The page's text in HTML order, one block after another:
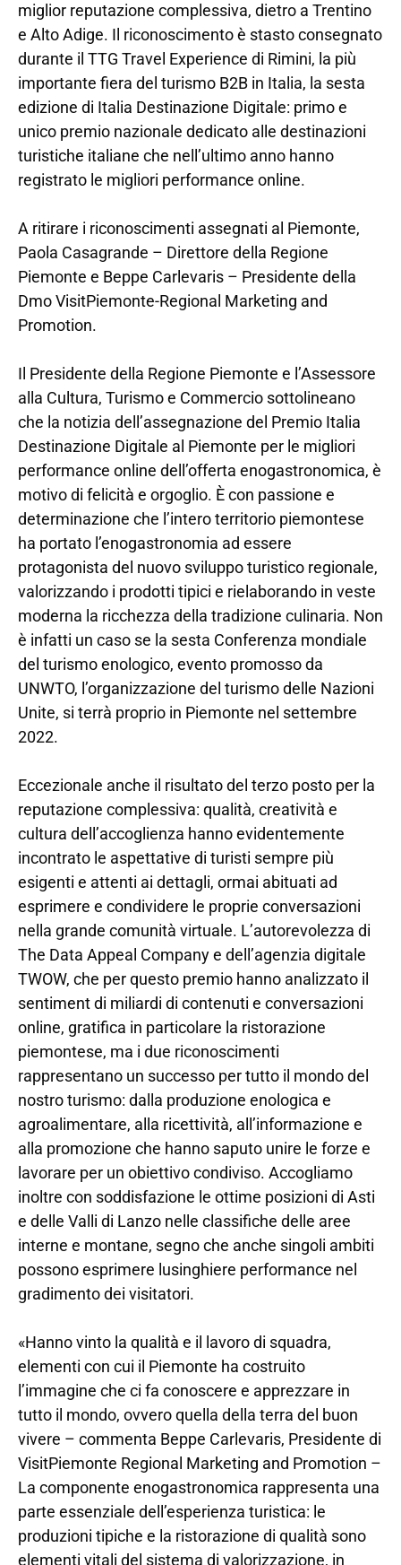
miglior reputazione complessiva, dietro a Trentino
e Alto Adige. Il riconoscimento è stasto consegnato
durante il TTG Travel Experience di Rimini, la più
importante fiera del turismo B2B in Italia, la sesta
edizione di Italia Destinazione Digitale: primo e
unico premio nazionale dedicato alle destinazioni
turistiche italiane che nell’ultimo anno hanno
registrato le migliori performance online.
A ritirare i riconoscimenti assegnati al Piemonte,
Paola Casagrande – Direttore della Regione
Piemonte e Beppe Carlevaris – Presidente della
Dmo VisitPiemonte-Regional Marketing and
Promotion.
Il Presidente della Regione Piemonte e l’Assessore
alla Cultura, Turismo e Commercio sottolineano
che la notizia dell’assegnazione del Premio Italia
Destinazione Digitale al Piemonte per le migliori
performance online dell’offerta enogastronomica, è
motivo di felicità e orgoglio. È con passione e
determinazione che l’intero territorio piemontese
ha portato l’enogastronomia ad essere
protagonista del nuovo sviluppo turistico regionale,
valorizzando i prodotti tipici e rielaborando in veste
moderna la ricchezza della tradizione culinaria. Non
è infatti un caso se la sesta Conferenza mondiale
del turismo enologico, evento promosso da
UNWTO, l’organizzazione del turismo delle Nazioni
Unite, si terrà proprio in Piemonte nel settembre
2022.
Eccezionale anche il risultato del terzo posto per la
reputazione complessiva: qualità, creatività e
cultura dell’accoglienza hanno evidentemente
incontrato le aspettative di turisti sempre più
esigenti e attenti ai dettagli, ormai abituati ad
esprimere e condividere le proprie conversazioni
nella grande comunità virtuale. L’autorevolezza di
The Data Appeal Company e dell’agenzia digitale
TWOW, che per questo premio hanno analizzato il
sentiment di miliardi di contenuti e conversazioni
online, gratifica in particolare la ristorazione
piemontese, ma i due riconoscimenti
rappresentano un successo per tutto il mondo del
nostro turismo: dalla produzione enologica e
agroalimentare, alla ricettività, all’informazione e
alla promozione che hanno saputo unire le forze e
lavorare per un obiettivo condiviso. Accogliamo
inoltre con soddisfazione le ottime posizioni di Asti
e delle Valli di Lanzo nelle classifiche delle aree
interne e montane, segno che anche singoli ambiti
possono esprimere lusinghiere performance nel
gradimento dei visitatori.
«Hanno vinto la qualità e il lavoro di squadra,
elementi con cui il Piemonte ha costruito
l’immagine che ci fa conoscere e apprezzare in
tutto il mondo, ovvero quella della terra del buon
vivere – commenta Beppe Carlevaris, Presidente di
VisitPiemonte Regional Marketing and Promotion –
La componente enogastronomica rappresenta una
parte essenziale dell’esperienza turistica: le
produzioni tipiche e la ristorazione di qualità sono
elementi vitali del sistema di valorizzazione, in